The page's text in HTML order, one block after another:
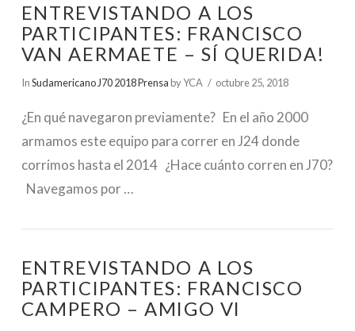
ENTREVISTANDO A LOS
PARTICIPANTES: FRANCISCO
VAN AERMAETE – SÍ QUERIDA!
InSudamericano J70 2018 Prensa by YCA octubre 25, 2018
¿En qué navegaron previamente? En el año 2000
armamos este equipo para correr en J24 donde
corrimos hasta el 2014 ¿Hace cuánto corren en J70?
Navegamos por …
ENTREVISTANDO A LOS
PARTICIPANTES: FRANCISCO
CAMPERO – AMIGO VI